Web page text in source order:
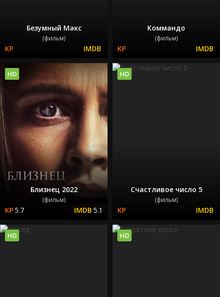
Безумный Макс
(фильм)
Коммандо
(фильм)
Близнец 2022
(фильм)
5.7 5.1
HD
Счастливое число 5
(фильм)
HD
HD HD